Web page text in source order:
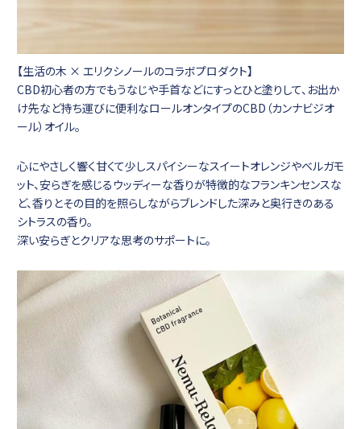
【生活の木 × エリクシノールのコラボプロダクト】
CBD初心者の方でもうなじや手首などにすっとひと塗りして、お出か
け先など持ち運びに便利なロールオンタイプのCBD（カンナビジオ
ール）オイル。
心にやさしく響く甘くて少しスパイシーなスイートオレンジやベルガモ
ット、安らぎを感じるウッディーな香りが特徴的なフランキンセンスな
ど、香りとその目的を照らしながらブレンドした深みと奥行きのある
シトラスの香り。
深い安らぎとクリアな思考のサポートに。